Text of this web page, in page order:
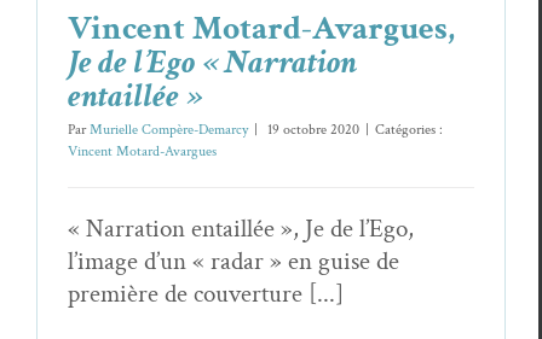
Vincent Motard-Avargues,
Je de l’Ego « Narration
entaillée »
ParMurielle Compère-Demarcy | 19 octobre 2020 | Catégories :
Vincent Motard-Avargues
« Narration entaillée », Je de l’Ego,
l’image d’un « radar » en guise de
première de couverture [...]